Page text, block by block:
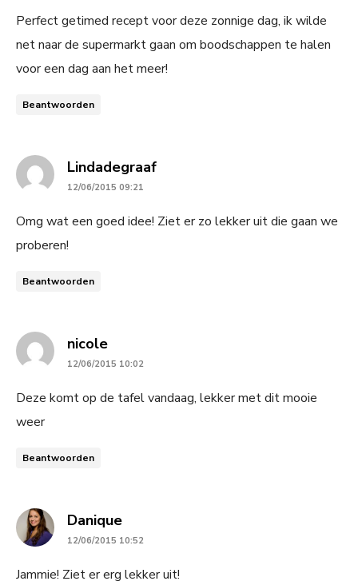
Perfect getimed recept voor deze zonnige dag, ik wilde
net naar de supermarkt gaan om boodschappen te halen
voor een dag aan het meer!
Beantwoorden
Lindadegraafsays:
12/06/2015 09:21
Omg wat een goed idee! Ziet er zo lekker uit die gaan we
proberen!
Beantwoorden
nicolesays:
12/06/2015 10:02
Deze komt op de tafel vandaag, lekker met dit mooie
weer
Beantwoorden
Daniquesays:
12/06/2015 10:52
Jammie! Ziet er erg lekker uit!